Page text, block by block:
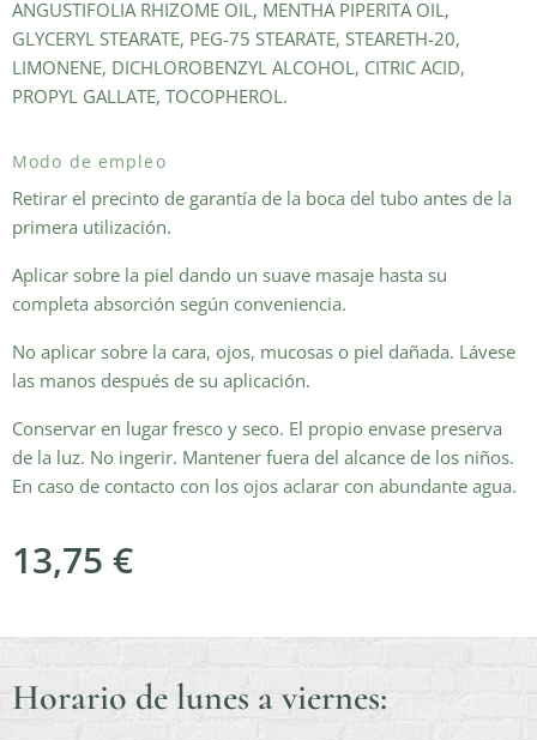
ANGUSTIFOLIA RHIZOME OIL, MENTHA PIPERITA OIL,
GLYCERYL STEARATE, PEG-75 STEARATE, STEARETH-20,
LIMONENE, DICHLOROBENZYL ALCOHOL, CITRIC ACID,
PROPYL GALLATE, TOCOPHEROL.
Modo de empleo
Retirar el precinto de garantía de la boca del tubo antes de la
primera utilización.
Aplicar sobre la piel dando un suave masaje hasta su
completa absorción según conveniencia.
No aplicar sobre la cara, ojos, mucosas o piel dañada. Lávese
las manos después de su aplicación.
Conservar en lugar fresco y seco. El propio envase preserva
de la luz. No ingerir. Mantener fuera del alcance de los niños.
En caso de contacto con los ojos aclarar con abundante agua.
13,75 €
Horario de lunes a viernes: